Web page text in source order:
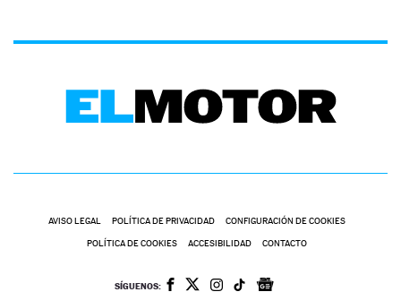
AVISO LEGAL POLÍTICA DE PRIVACIDAD CONFIGURACIÓN DE COOKIES
POLÍTICA DE COOKIES ACCESIBILIDAD CONTACTO
SÍGUENOS: